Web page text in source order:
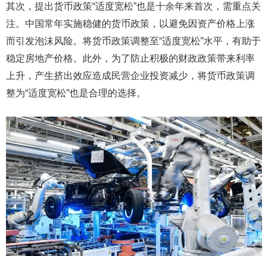
其次，提出货币政策“适度宽松”也是十余年来首次，需重点关
注。中国常年实施稳健的货币政策，以避免因资产价格上涨
而引发泡沫风险。将货币政策调整至“适度宽松”水平，有助于
稳定房地产价格。此外，为了防止积极的财政政策带来利率
上升，产生挤出效应造成民营企业投资减少，将货币政策调
整为“适度宽松”也是合理的选择。